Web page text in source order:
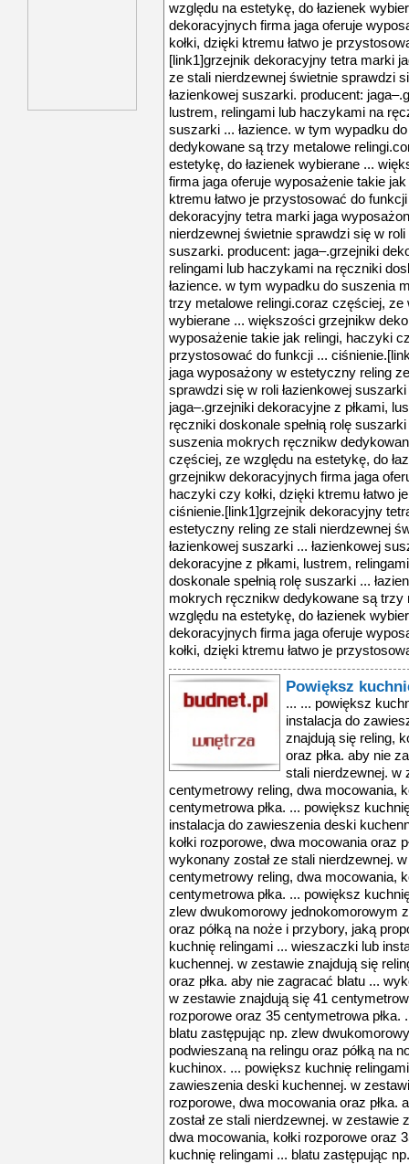
względu na estetykę, do łazienek
dekoracyjnych firma jaga oferuje
kołki, dzięki ktremu łatwo je
[link1]grzejnik dekoracyjny tetra marki
ze stali nierdzewnej świetnie sprawdzi
łazienkowej suszarki. producent:
lustrem, relingami lub haczykami na
suszarki ... łazience. w tym wypadku
dedykowane są trzy metalowe
estetykę, do łazienek wybierane ...
firma jaga oferuje wyposażenie takie
ktremu łatwo je przystosować do
dekoracyjny tetra marki jaga
nierdzewnej świetnie sprawdzi się w
suszarki. producent: jaga–.grzejniki
relingami lub haczykami na ręczniki
łazience. w tym wypadku do suszenia
trzy metalowe relingi.coraz częściej, ze
wybierane ... większości grzejnikw
wyposażenie takie jak relingi, haczyki
przystosować do funkcji ...
jaga wyposażony w estetyczny reling
sprawdzi się w roli łazienkowej
jaga–.grzejniki dekoracyjne z płkami,
ręczniki doskonale spełnią rolę
suszenia mokrych ręcznikw
częściej, ze względu na estetykę, do
grzejnikw dekoracyjnych firma jaga
haczyki czy kołki, dzięki ktremu łatwo
ciśnienie.[link1]grzejnik dekoracyjny
estetyczny reling ze stali nierdzewnej
łazienkowej suszarki ... łazienkowej
dekoracyjne z płkami, lustrem,
doskonale spełnią rolę suszarki ...
mokrych ręcznikw dedykowane są
względu na estetykę, do łazienek
dekoracyjnych firma jaga oferuje
kołki, dzięki ktremu łatwo je
Powiększ
... ... powiększ
instalacja do
znajdują się reling,
oraz płka. aby nie
stali nierdzewnej. w
centymetrowy reling, dwa mocowania,
centymetrowa płka. ... powiększ
instalacja do zawieszenia deski
kołki rozporowe, dwa mocowania oraz
wykonany został ze stali nierdzewnej.
centymetrowy reling, dwa mocowania,
centymetrowa płka. ... powiększ
zlew dwukomorowy jednokomorowym
oraz półką na noże i przybory, jaką
kuchnię relingami ... wieszaczki lub
kuchennej. w zestawie znajdują się
oraz płka. aby nie zagracać blatu ...
w zestawie znajdują się 41
rozporowe oraz 35 centymetrowa
blatu zastępując np. zlew
podwieszaną na relingu oraz półką na
kuchinox. ... powiększ kuchnię
zawieszenia deski kuchennej. w
rozporowe, dwa mocowania oraz płka.
został ze stali nierdzewnej. w zestawie
dwa mocowania, kołki rozporowe oraz
kuchnię relingami ... blatu zastępując